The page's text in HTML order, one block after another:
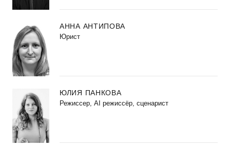
АННА АНТИПОВА
Юрист
ЮЛИЯ ПАНКОВА
Режиссер, AI режиссёр, сценарист